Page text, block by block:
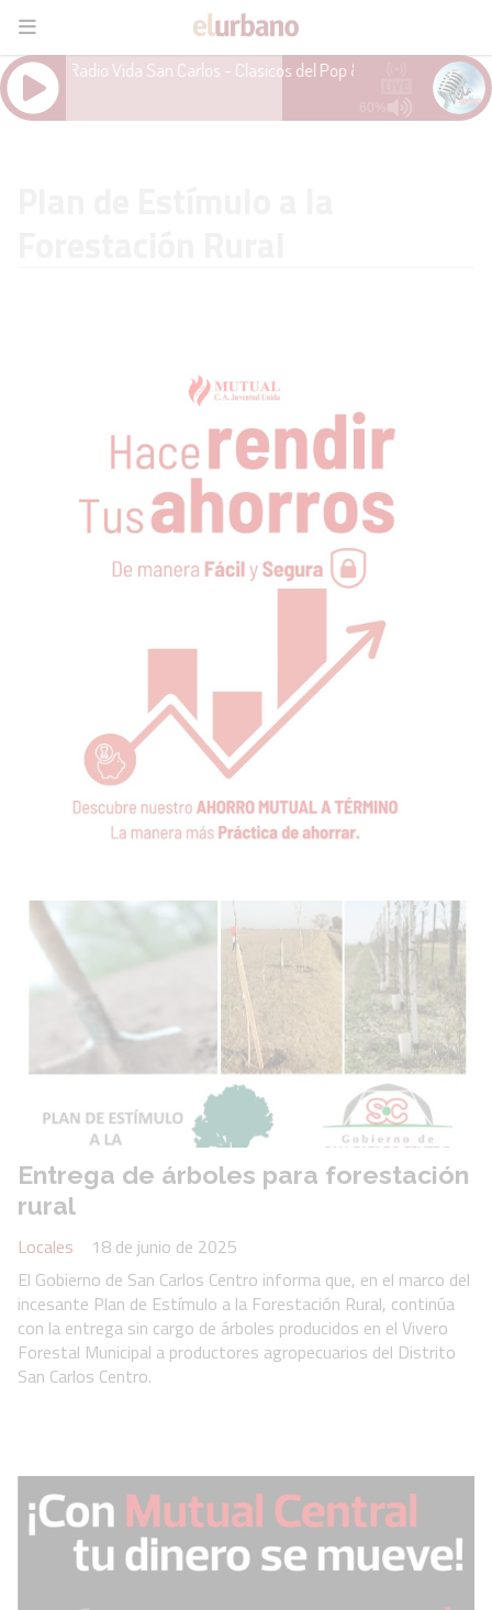
Entrega de árboles para forestación
rural
Locales
18 de junio de 2025
El Gobierno de San Carlos Centro informa que, en el marco del
incesante Plan de Estímulo a la Forestación Rural, continúa
con la entrega sin cargo de árboles producidos en el Vivero
Forestal Municipal a productores agropecuarios del Distrito
San Carlos Centro.